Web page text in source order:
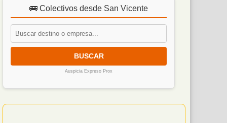
🚌 Colectivos desde San Vicente
BUSCAR
Auspicia Expreso Prox